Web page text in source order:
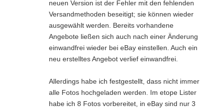
neuen Version ist der Fehler mit den fehlenden
Versandmethoden beseitigt; sie können wieder
ausgewählt werden. Bereits vorhandene
Angebote ließen sich auch nach einer Änderung
einwandfrei wieder bei eBay einstellen. Auch ein
neu erstelltes Angebot verlief einwandfrei.
Allerdings habe ich festgestellt, dass nicht immer
alle Fotos hochgeladen werden. Im etope Lister
habe ich 8 Fotos vorbereitet, in eBay sind nur 3